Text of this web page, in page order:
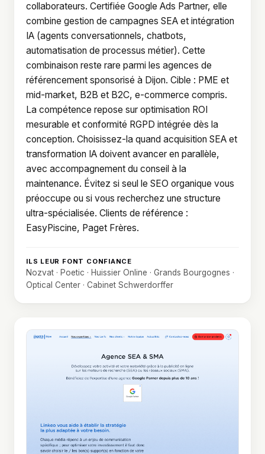
collaborateurs. Certifiée Google Ads Partner, elle
combine gestion de campagnes SEA et intégration
IA (agents conversationnels, chatbots,
automatisation de processus métier). Cette
combinaison reste rare parmi les agences de
référencement sponsorisé à Dijon. Cible : PME et
mid-market, B2B et B2C, e-commerce compris.
La compétence repose sur optimisation ROI
mesurable et conformité RGPD intégrée dès la
conception. Choisissez-la quand acquisition SEA et
transformation IA doivent avancer en parallèle,
avec accompagnement du conseil à la
maintenance. Évitez si seul le SEO organique vous
préoccupe ou si vous recherchez une structure
ultra-spécialisée. Clients de référence :
EasyPiscine, Paget Frères.
ILS LEUR FONT CONFIANCE
Nozvat · Poetic · Huissier Online · Grands Bourgognes ·
Optical Center · Cabinet Schwerdorffer